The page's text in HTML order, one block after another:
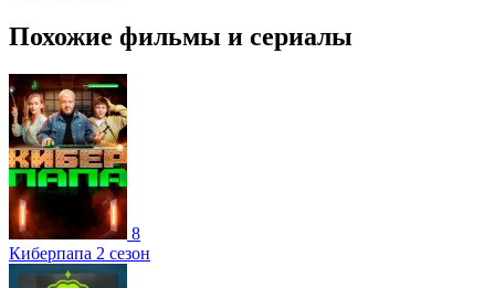
Похожие фильмы и сериалы
8
Киберпапа 2 сезон